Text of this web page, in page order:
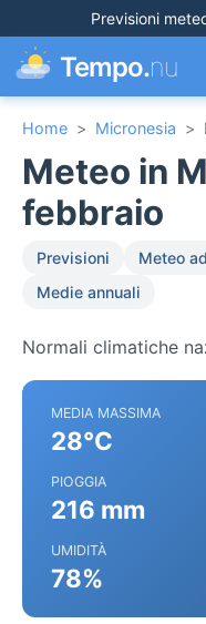
Previsioni
Tempo.nu
Home > Micronesia >
Meteo in
febbraio
Previsioni Meteo
Medie annuali
Normali climatiche
MEDIA MASSIMA
28°C
PIOGGIA
216 mm
UMIDITÀ
78%